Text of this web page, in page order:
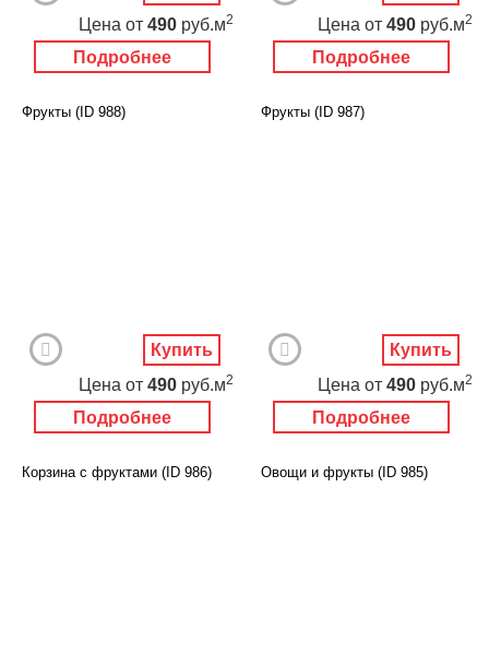
Подробнее
Цена от 490 руб.м2
Подробнее
Цена от 490 руб.м2
Фрукты (ID 988)
Подробнее
Цена от 490 руб.м2
Купить
Фрукты (ID 987)
Подробнее
Цена от 490 руб.м2
Купить
Корзина с фруктами (ID 986) Овощи и фрукты (ID 985)